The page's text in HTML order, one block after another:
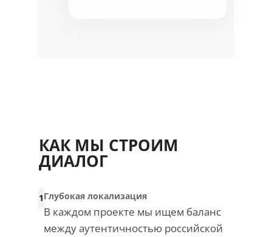
КАК МЫ СТРОИМ
ДИАЛОГ
1Глубокая локализация
В каждом проекте мы ищем баланс
между аутентичностью российской